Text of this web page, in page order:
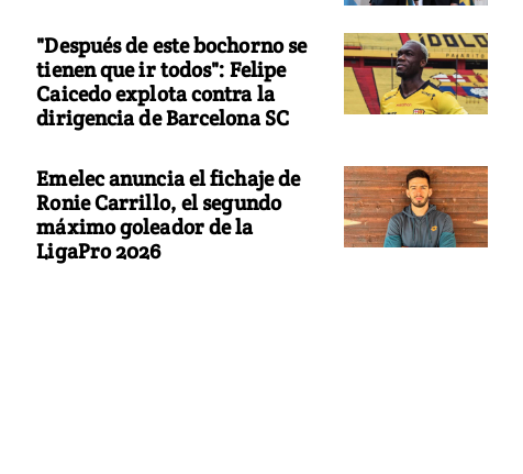
"Después de este bochorno se
tienen que ir todos": Felipe
Caicedo explota contra la
dirigencia de Barcelona SC
Emelec anuncia el fichaje de
Ronie Carrillo, el segundo
máximo goleador de la
LigaPro 2026